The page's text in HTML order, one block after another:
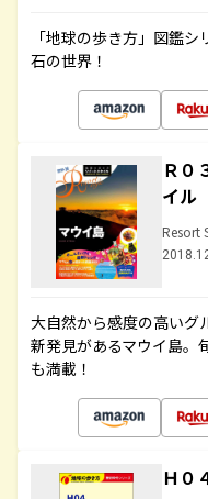
「地球の歩き方」図鑑
石の世界！
Ｒ
イル
Resort
大自然から感度の高いグ
新発見があるマウイ島。
も満載！
Ｈ